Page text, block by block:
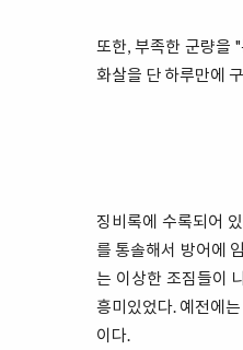
또한, 부족한 군량을
화살을 단 하루만에
징비록에 수록되어
를 통솔해서 방어에
는 이상한 조짐들이
흥미있었다. 예전에
이다.